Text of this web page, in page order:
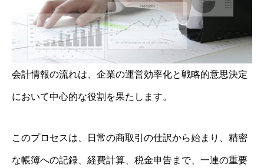
会計情報の流れは、企業の運営効率化と戦略的意思決定
において中心的な役割を果たします。
このプロセスは、日常の商取引の仕訳から始まり、精密
な帳簿への記録、経費計算、税金申告まで、一連の重要